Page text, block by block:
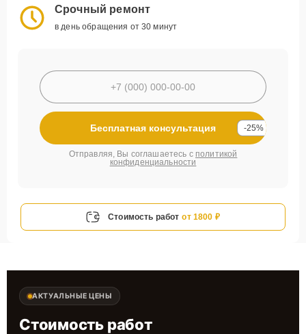
Срочный ремонт
в день обращения от 30 минут
Бесплатная консультация -25%
Отправляя, Вы соглашаетесь с политикой
конфиденциальности
Стоимость работ от 1800 ₽
АКТУАЛЬНЫЕ ЦЕНЫ
Стоимость работ